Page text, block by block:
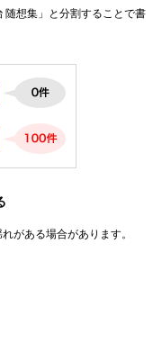
随想集」と分割することで書
がある場合があります。